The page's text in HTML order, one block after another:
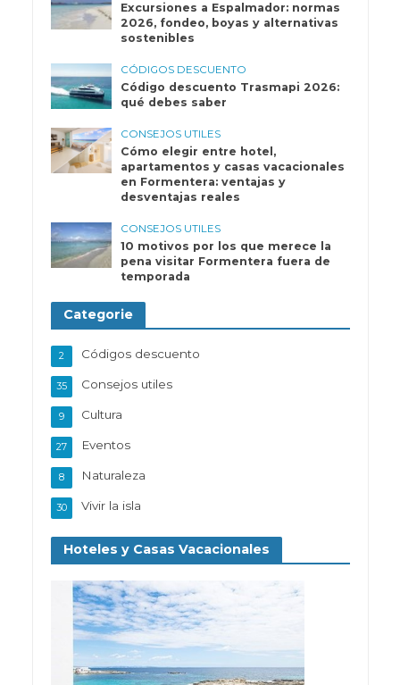
Excursiones a Espalmador: normas
2026, fondeo, boyas y alternativas
sostenibles
CÓDIGOS DESCUENTO
Código descuento Trasmapi 2026:
qué debes saber
CONSEJOS UTILES
Cómo elegir entre hotel,
apartamentos y casas vacacionales
en Formentera: ventajas y
desventajas reales
CONSEJOS UTILES
10 motivos por los que merece la
pena visitar Formentera fuera de
temporada
Categorie
Códigos descuento
2
Consejos utiles
35
Cultura
9
Eventos
27
Naturaleza
8
Vivir la isla
30
Hoteles y Casas Vacacionales